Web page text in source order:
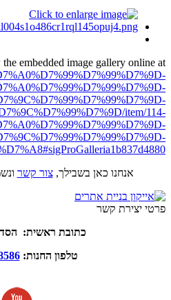
embedded image gallery online at:
item/114-
אנחנו כאן בשבילך,צור קשר
פרטי יצירת קשר
כתובת ראשית: הסדנא 3,
טלפון החנות: